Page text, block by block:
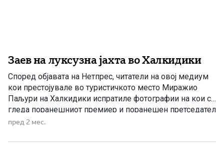
Заев на луксузна јахта во Халкидики
Според објавата на Нетпрес, читатели на овој медиум
кои престојувале во туристичкото место Миражио
Паљури на Халкидики испратиле фотографии на кои се
гледа поранешниот премиер и поранешен претседател
на СДСМ, Зоран Заев, на јахта во грчкото летувалиште.
пристигнале до нивната редакција, јахтата наводно
пред 2 мес.